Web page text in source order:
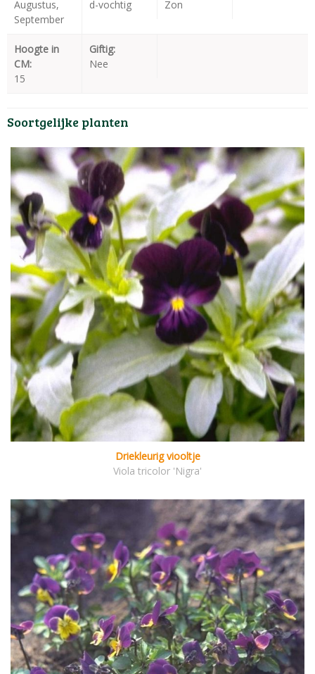
Augustus,
September
d-vochtig
Zon
Hoogte in
CM:
15
Giftig:
Nee
Soortgelijke planten
Driekleurig viooltje
Viola tricolor 'Nigra'